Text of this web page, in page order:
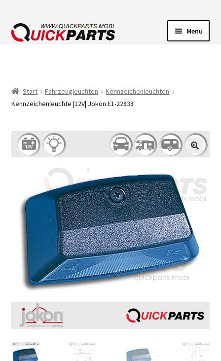
Menü
HUPEN
Start Fahrzeugleuchten
Kennzeichenleuchten
Kennzeichenleuchte |12V| Jokon E1-22838